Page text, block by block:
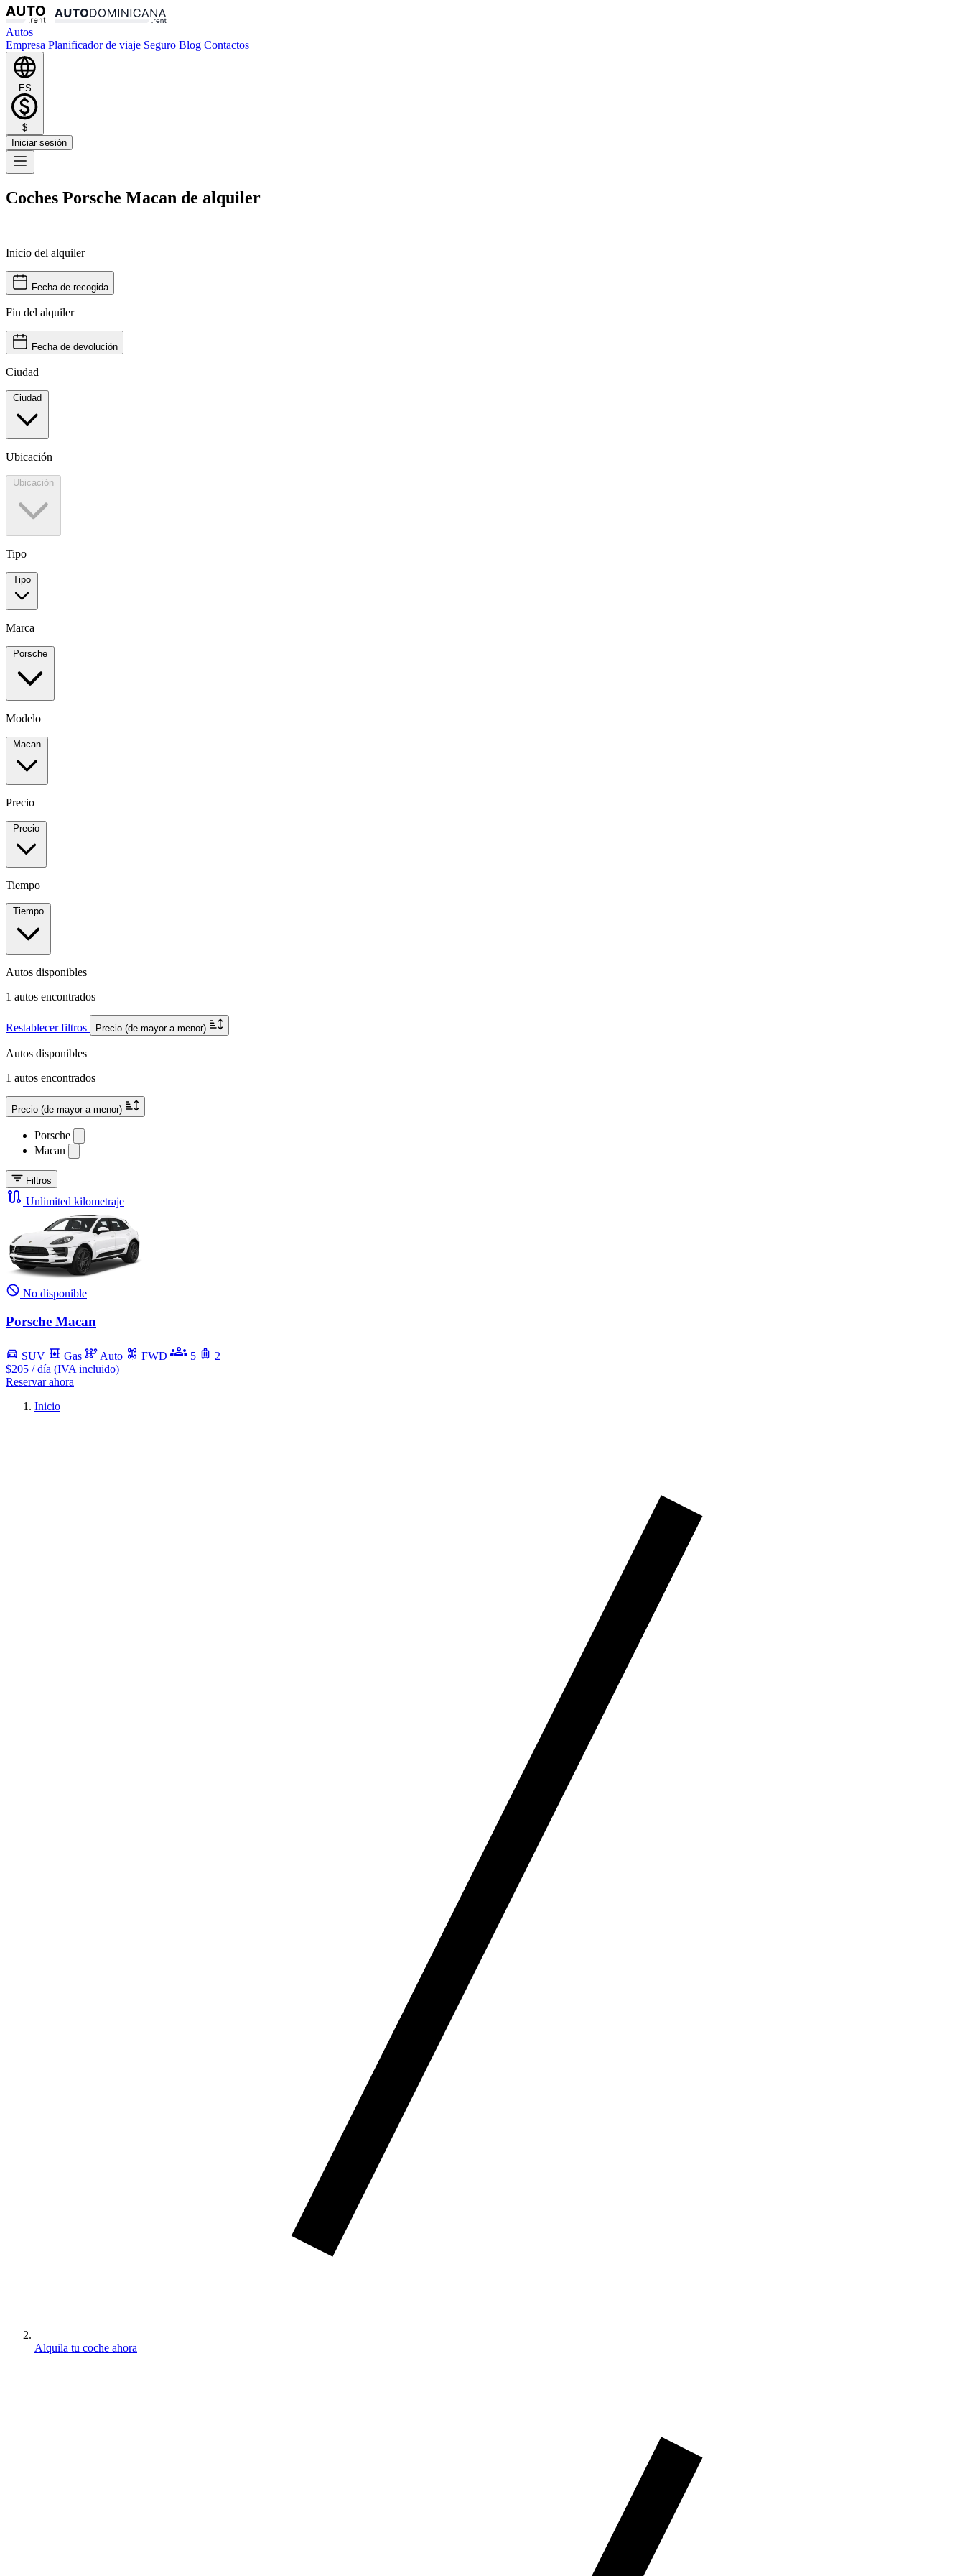
Autos
Empresa Planificador de viaje Seguro Blog Contactos
ES
$
Iniciar sesión
Coches Porsche Macan de alquiler
Inicio del alquiler
Fecha de recogida
Fin del alquiler
Fecha de devolución
Ciudad
Ciudad
Ubicación
Ubicación
Tipo
Tipo
Marca
Porsche
Modelo
Macan
Precio
Precio
Tiempo
Tiempo
Autos disponibles
1 autos encontrados
Restablecer filtros Precio (de mayor a menor)
Autos disponibles
1 autos encontrados
Precio (de mayor a menor)
Porsche
Macan
Filtros
Unlimited kilometraje
No disponible
Porsche Macan
SUV Gas Auto FWD 5
2
$205 / día (IVA incluido)
Reservar ahora
Inicio
Alquila tu coche ahora